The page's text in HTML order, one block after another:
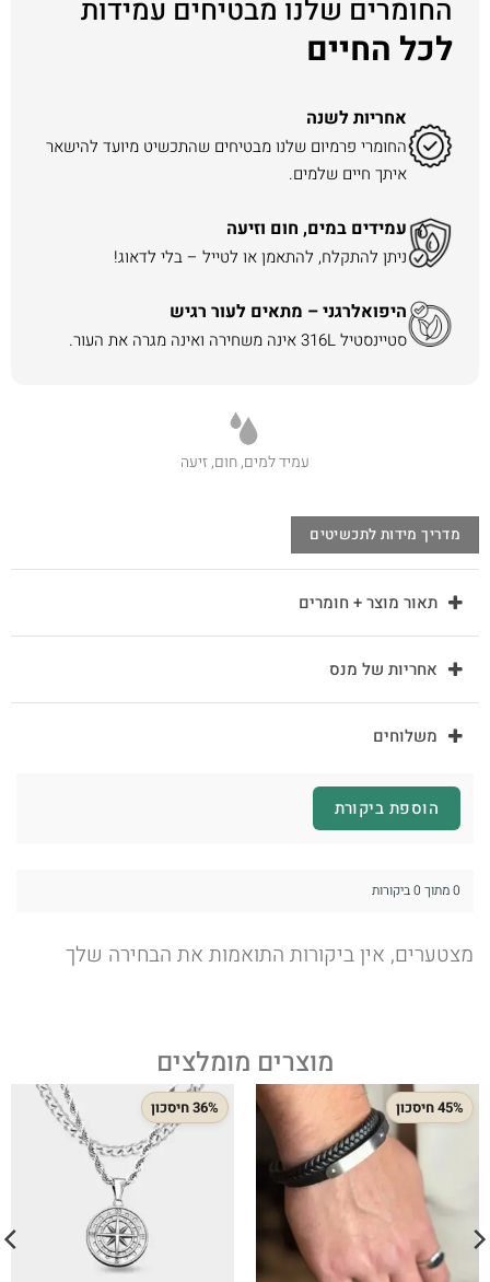
החומרים שלנו מבטיחים עמידות
לכל החיים
אחריות לשנה
החומרי פרמיום שלנו מבטיחים שהתכשיט מיועד להישאר
איתך חיים שלמים.
עמידים במים, חום וזיעה
ניתן להתקלח, להתאמן או לטייל – בלי לדאוג!
היפואלרגני – מתאים לעור רגיש
סטיינסטיל 316L אינה משחירה ואינה מגרה את העור.
עמיד למים, חום, זיעה
מדריך מידות לתכשיטים
תאור מוצר + חומרים
אחריות של מנס
משלוחים
הוספת ביקורת
0 מתוך 0 ביקורות
מצטערים, אין ביקורות התואמות את הבחירה שלך
מוצרים מומלצים
45% חיסכון 36% חיסכון